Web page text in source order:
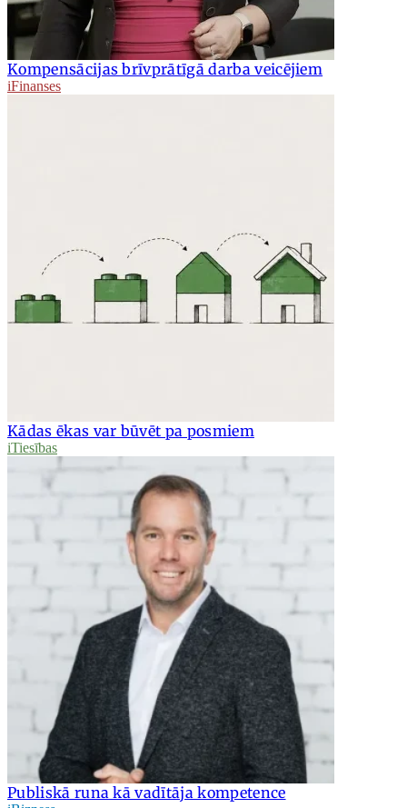
Kompensācijas brīvprātīgā darba veicējiem
iFinanses
Kādas ēkas var būvēt pa posmiem
iTiesības
Publiskā runa kā vadītāja kompetence